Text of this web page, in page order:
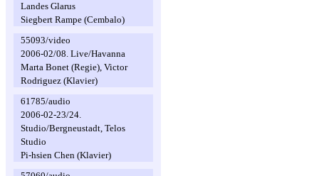
Landes Glarus
Siegbert Rampe (Cembalo)
55093/video
2006-02/08. Live/Havanna
Marta Bonet (Regie), Victor
Rodriguez (Klavier)
61785/audio
2006-02-23/24.
Studio/Bergneustadt, Telos
Studio
Pi-hsien Chen (Klavier)